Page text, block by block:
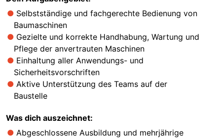
Selbstständige und fachgerechte Bedienung von
Baumaschinen
Gezielte und korrekte Handhabung, Wartung und
Pflege der anvertrauten Maschinen
Einhaltung aller Anwendungs- und
Sicherheitsvorschriften
Aktive Unterstützung des Teams auf der
Baustelle
Was dich auszeichnet:
Abgeschlossene Ausbildung und mehrjährige